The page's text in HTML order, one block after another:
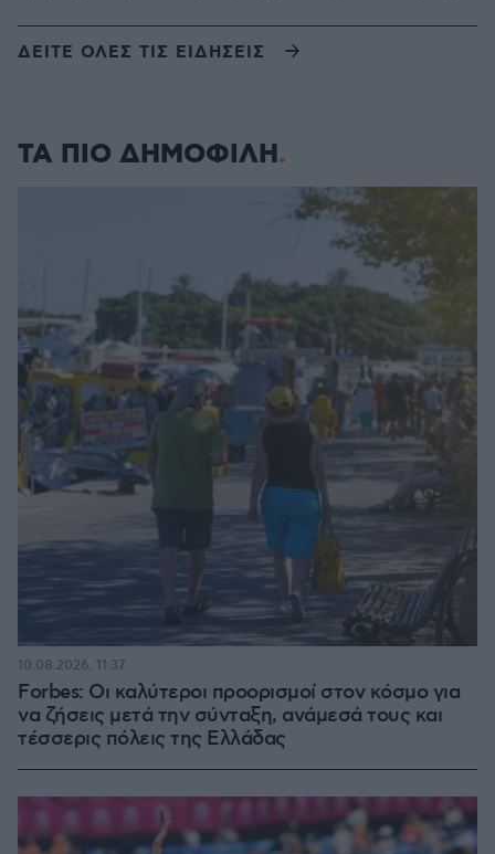
ΔΕΙΤΕ ΟΛΕΣ ΤΙΣ ΕΙΔΗΣΕΙΣ
ΤΑ ΠΙΟ ΔΗΜΟΦΙΛΗ
Forbes: Οι καλύτεροι προορισμοί στον κόσμο για
να ζήσεις μετά την σύνταξη, ανάμεσά τους και
τέσσερις πόλεις της Ελλάδας
10.08.2026, 11:37